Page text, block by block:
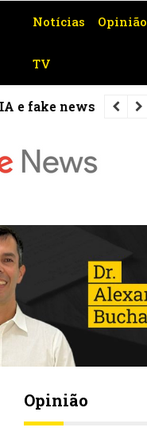
Notícias Opinião
TV
Opinião